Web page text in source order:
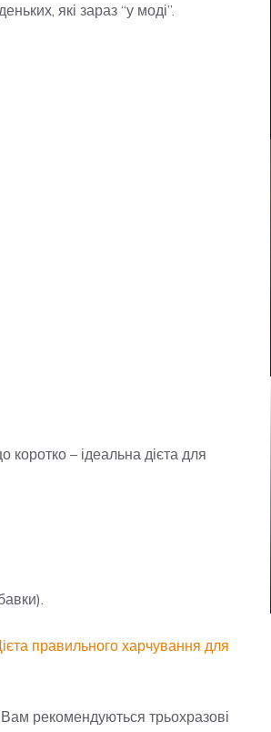
які зараз “у моді”.
коротко – ідеальна дієта для
правильного харчування для
рекомендуються трьохразові